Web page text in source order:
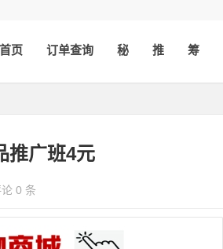
首页 订单查询 秘 推 筹
推广班4元
0 条